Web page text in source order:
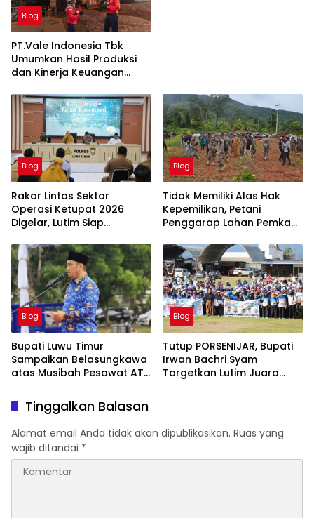
Blog
PT.Vale Indonesia Tbk
Umumkan Hasil Produksi
dan Kinerja Keuangan
Blog
Rakor Lintas Sektor
Operasi Ketupat 2026
Digelar, Lutim Siap
Lebaran
Blog
Tidak Memiliki Alas Hak
Kepemilikan, Petani
Penggarap Lahan Pemkab
Ganti Rugi Tanah
Blog
Bupati Luwu Timur
Sampaikan Belasungkawa
atas Musibah Pesawat ATR
Blog
Tutup PORSENIJAR, Bupati
Irwan Bachri Syam
Targetkan Lutim Juara
Tinggalkan Balasan
Alamat email Anda tidak akan dipublikasikan. Ruas yang
wajib ditandai *